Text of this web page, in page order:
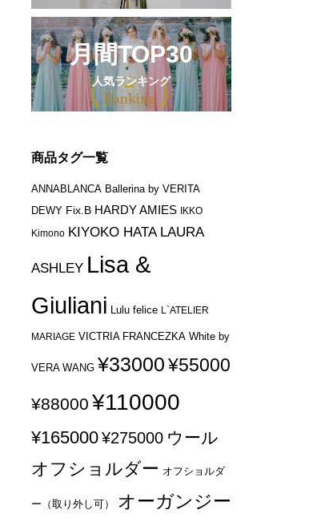
月間TOP30
人気ランキング
商品タグ一覧
ANNABLANCA Ballerina by VERITA
DEWY Fix.B HARDY AMIES IKKO
Kimono KIYOKO HATA LAURA
ASHLEY Lisa &
Giuliani
Lulu felice L`ATELIER
MARIAGE VICTRIA FRANCEZKA White by
VERA WANG ¥33000¥55000
¥88000 ¥110000
¥165000¥275000 ウール
オフショルダー オフショルダ
ー（取り外し可） オーガンジー